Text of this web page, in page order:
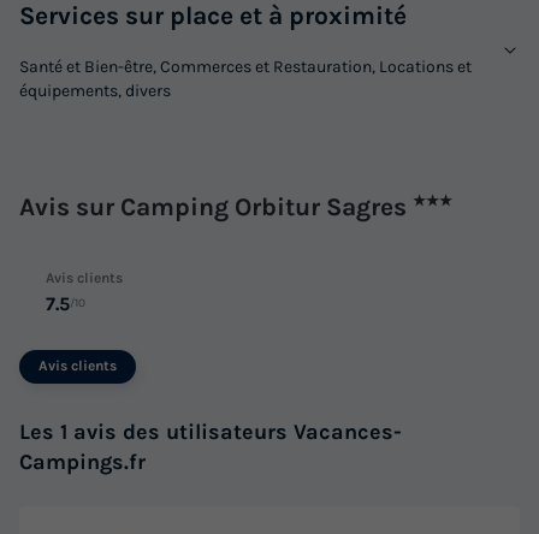
Services sur place et à proximité
Santé et Bien-être, Commerces et Restauration, Locations et
équipements, divers
Avis sur Camping Orbitur Sagres ★★★
Avis clients
7.5/10
Avis clients
Les 1 avis des utilisateurs Vacances-
Campings.fr